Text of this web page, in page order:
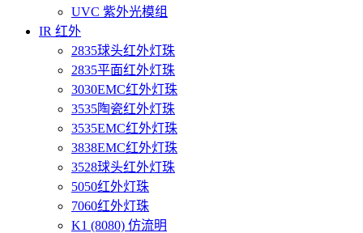
UVC 紫外光模组
IR 红外
2835球头红外灯珠
2835平面红外灯珠
3030EMC红外灯珠
3535陶瓷红外灯珠
3535EMC红外灯珠
3838EMC红外灯珠
3528球头红外灯珠
5050红外灯珠
7060红外灯珠
K1 (8080) 仿流明